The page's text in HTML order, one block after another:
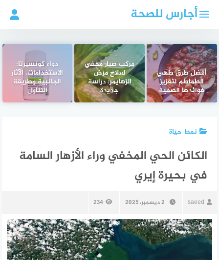
أجارس للصحة
أفضل طرق طهي
الطماطم لتعزيز
فوائدها الصحية
مركب صبار مخفي
لعلاج مرض
الزهايمر: دراسة
جديدة
دواء كونسيرتا:
الاستخدامات، الآثار
الجانبية وطريقة
التناول
نمط حياة
الكائن الحي المخفي وراء الأزهار السامة
في بحيرة إيري
saeed 2 ديسمبر، 2025 234